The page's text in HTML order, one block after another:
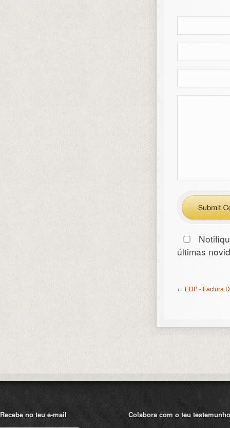
últimas
← EDP - Factura
Recebe no teu e-mail Colabora com o teu testemunho